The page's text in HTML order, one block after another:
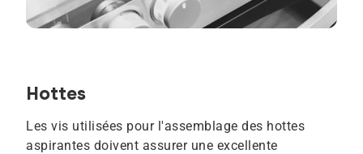
Hottes
Les vis utilisées pour l'assemblage des hottes
aspirantes doivent assurer une excellente